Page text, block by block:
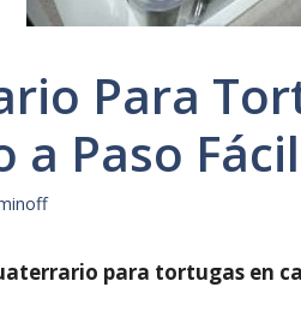
Para
a Paso Fácil
para tortugas en